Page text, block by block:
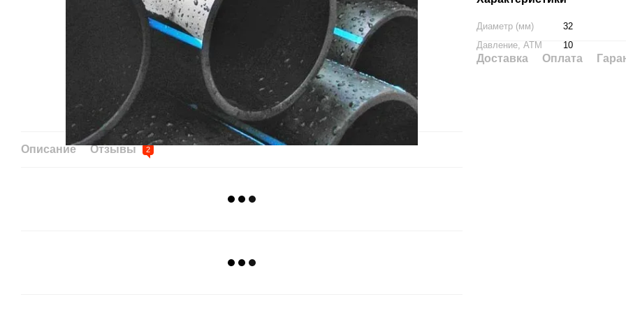
Описание Отзывы 2
Диаметр (мм)
32
Давление, АТМ
10
Доставка Оплата